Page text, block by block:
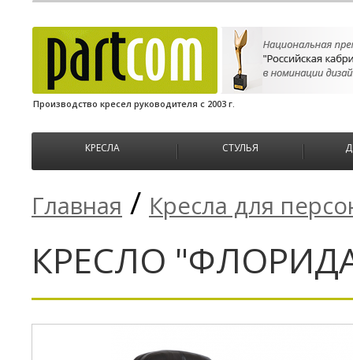
Производство кресел руководителя с 2003 г.
КРЕСЛА СТУЛЬЯ
Главная / Кресла для
КРЕСЛО